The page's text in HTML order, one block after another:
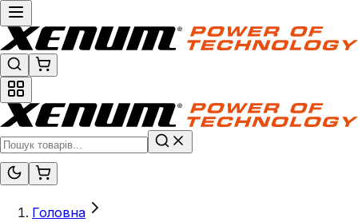
Головна